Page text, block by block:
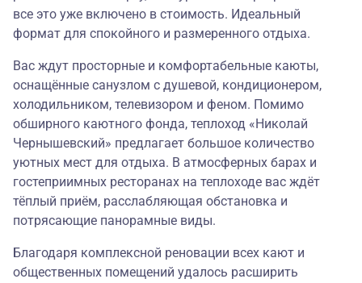
все это уже включено в стоимость. Идеальный
формат для спокойного и размеренного отдыха.
Вас ждут просторные и комфортабельные каюты,
оснащённые санузлом с душевой, кондиционером,
холодильником, телевизором и феном. Помимо
обширного каютного фонда, теплоход «Николай
Чернышевский» предлагает большое количество
уютных мест для отдыха. В атмосферных барах и
гостеприимных ресторанах на теплоходе вас ждёт
тёплый приём, расслабляющая обстановка и
потрясающие панорамные виды.
Благодаря комплексной реновации всех кают и
общественных помещений удалось расширить